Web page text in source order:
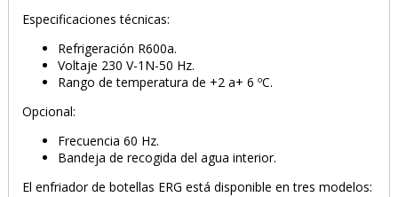
Especificaciones técnicas:
Refrigeración R600a.
Voltaje 230 V-1N-50 Hz.
Rango de temperatura de +2 a+ 6 ºC.
Opcional:
Frecuencia 60 Hz.
Bandeja de recogida del agua interior.
El enfriador de botellas ERG está disponible en tres modelos: